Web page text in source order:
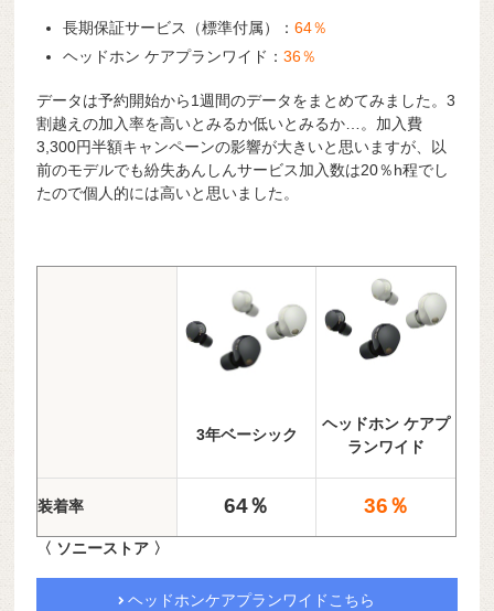
長期保証サービス（標準付属）：64％
ヘッドホン ケアプランワイド：36％
データは予約開始から1週間のデータをまとめてみました。3
割越えの加入率を高いとみるか低いとみるか…。加入費
3,300円半額キャンペーンの影響が大きいと思いますが、以
前のモデルでも紛失あんしんサービス加入数は20％h程でし
たので個人的には高いと思いました。
3年ベーシック
ヘッドホン ケアプ
ランワイド
装着率 64％ 36％
〈 ソニーストア 〉
ヘッドホンケアプランワイドこちら